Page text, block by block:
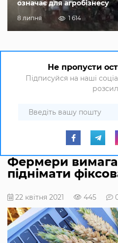
означає для агробізнесу
8 липня 1 614
Не пропусти
Підписуйся на наші
Фермери
піднімати
22 квітня 2021 445